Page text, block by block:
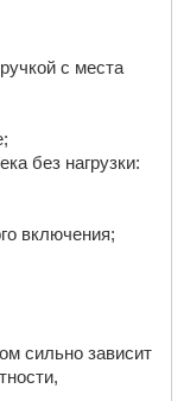
с места
без нагрузки:
включения;
сильно зависит